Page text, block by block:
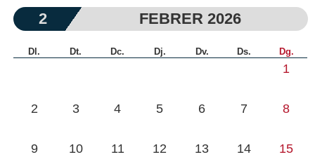
2 FEBRER 2026
Dl. Dt. Dc. Dj. Dv. Ds. Dg.
1
2 3 4 5 6 7 8
9 10 11 12 13 14 15